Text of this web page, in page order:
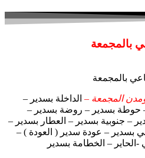
بالمجمعة
بالمجمعة
المجمعة – الداخلة بسدير –
حوطة بسدير – روضة بسدير –
– جنوبية بسدير – العطار بسدير –
بسدير – عودة سدير ( العودة ) –
– الخطامة بسدير